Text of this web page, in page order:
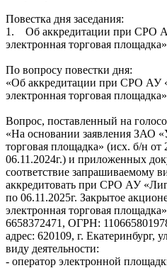
Повестка дня заседания:
1. Об аккредитации при СРО
электронная торговая площадка»
По вопросу повестки дня:
«Об аккредитации при СРО АУ
электронная торговая площадка»
Вопрос, поставленный на
«На основании заявления ЗАО
торговая площадка» (исх. б/н
06.11.2024г.) и приложенных
соответствие запрашиваемому
аккредитовать при СРО АУ
по 06.11.2025г. Закрытое
электронная торговая
6658372471, ОГРН:
адрес: 620109, г. Екатеринбург,
виду деятельности:
- оператор электронной